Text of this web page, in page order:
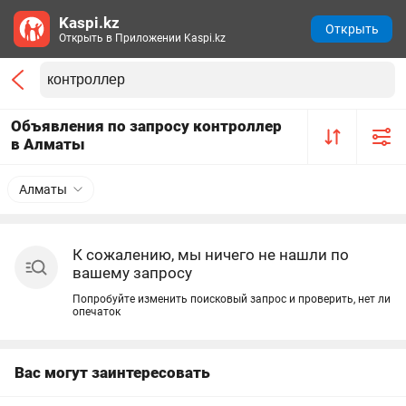
Объявления по запросу контроллер
в Алматы
Алматы
К сожалению, мы ничего не нашли по
вашему запросу
Попробуйте изменить поисковый запрос и проверить, нет ли
опечаток
Вас могут заинтересовать
Kaspi.kz
Открыть в Приложении Kaspi.kz
Открыть